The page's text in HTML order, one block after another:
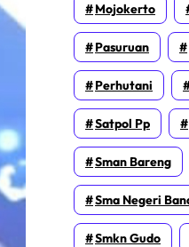
Mojokerto
Pasuruan
Perhutani
Satpol Pp
Sman Bareng
Sma Negeri
Smkn Gudo